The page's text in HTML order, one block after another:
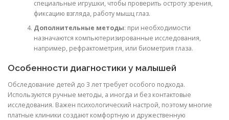
специальные игрушки, чтобы проверить остроту зрения,
фиксацию взгляда, работу мышц глаз.
Дополнительные методы: при необходимости
назначаются компьютеризированные исследования,
например, рефрактометрия, или биометрия глаза.
Особенности диагностики у малышей
Обследование детей до 3 лет требует особого подхода.
Используются ручные методы, а иногда и без контактовые
исследования. Важен психологический настрой, поэтому многие
платные клиники создают комфортную и дружественную